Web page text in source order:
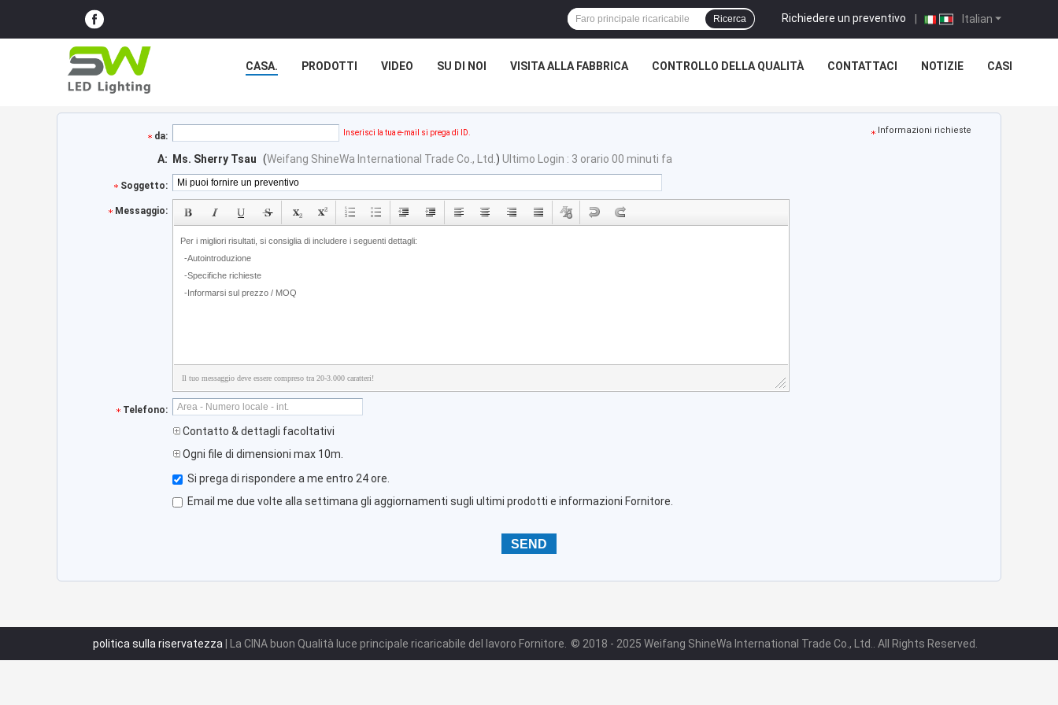
Italian
Richiedere un preventivo |
Ricerca
CASA. PRODOTTI VIDEO SU DI NOI VISITA ALLA FABBRICA CONTROLLO DELLA QUALITÀ CONTATTACI NOTIZIE CASI
da: Inserisci la tua e-mail si prega di ID. Informazioni richieste
A: Ms. Sherry Tsau (Weifang ShineWa International Trade Co., Ltd. ) Ultimo Login : 3 orario 00 minuti fa
Soggetto:
Messaggio:
Il tuo messaggio deve essere compreso tra 20-3.000 caratteri!
Telefono:
Contatto & dettagli facoltativi
Ogni file di dimensioni max 10m.
Si prega di rispondere a me entro 24 ore.
Email me due volte alla settimana gli aggiornamenti sugli ultimi prodotti e informazioni Fornitore.
politica sulla riservatezza | La CINA buon Qualità luce principale ricaricabile del lavoro Fornitore. © 2018 - 2025 Weifang ShineWa International Trade Co., Ltd.. All Rights Reserved.